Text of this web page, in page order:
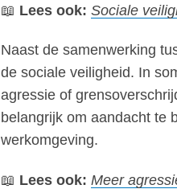
📖 Lees ook: Sociale
Naast de samenwerking
de sociale veiligheid. In
agressie of
belangrijk om aandacht te
werkomgeving.
📖 Lees ook: Meer